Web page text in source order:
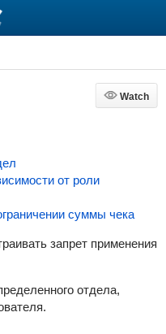
Watch
Watch
от роли
суммы чека
запрет применения
отдела,